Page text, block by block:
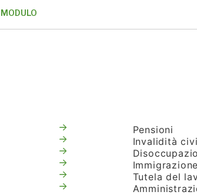
Pensioni
Invalidità
Immigrazione
Tutela del